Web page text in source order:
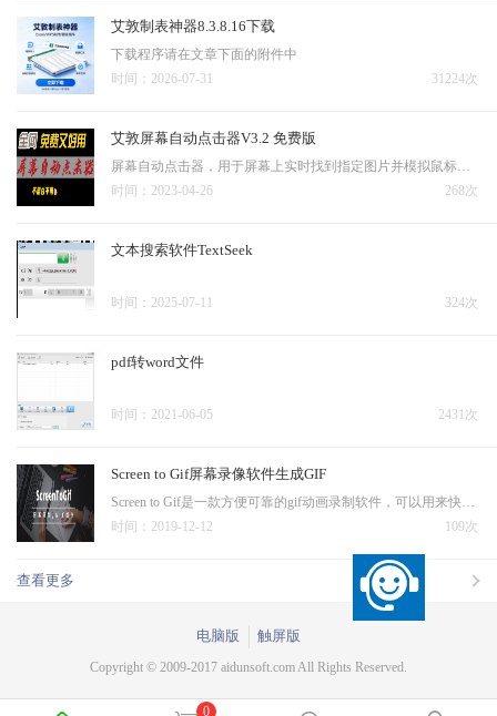
艾敦制表神器8.3.8.16下载
下载程序请在文章下面的附件中
31224次
时间：2026-07-31
艾敦屏幕自动点击器V3.2 免费版
屏幕自动点击器，用于屏幕上实时找到指定图片并模拟鼠标点击，主要用于辅助网课学习，这软件绿色版下载可直接免费使用
268次
时间：2023-04-26
文本搜索软件TextSeek
324次
时间：2025-07-11
pdf转word文件
2431次
时间：2021-06-05
Screen to Gif屏幕录像软件生成GIF
Screen to Gif是一款方便可靠的gif动画录制软件，可以用来快速录制屏幕上的指定区域，将其直接保存为GIF动画文件，十分好用，推荐需要的用户下载使用
109次
时间：2019-12-12
查看更多
电脑版 触屏版
Copyright © 2009-2017 aidunsoft.com All Rights Reserved.
0